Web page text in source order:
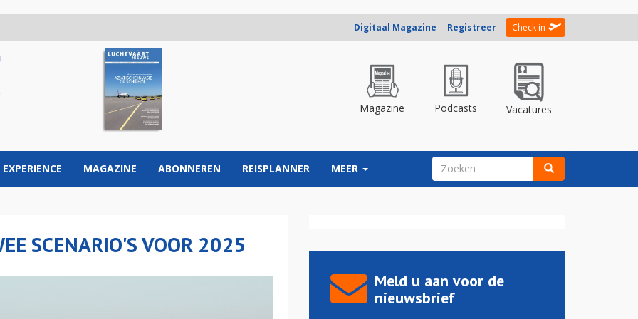
Digitaal Magazine Registreer Check in
Magazine Podcasts Vacatures
EXPERIENCE MAGAZINE ABONNEREN REISPLANNER MEER ZOEKVELD
SCENARIO'S VOOR 2025
Meld u aan voor de
nieuwsbrief